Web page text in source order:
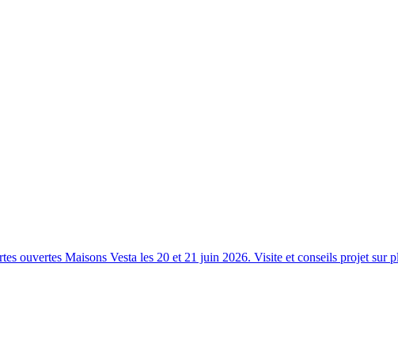
ouvertes Maisons Vesta les 20 et 21 juin 2026. Visite et conseils projet sur